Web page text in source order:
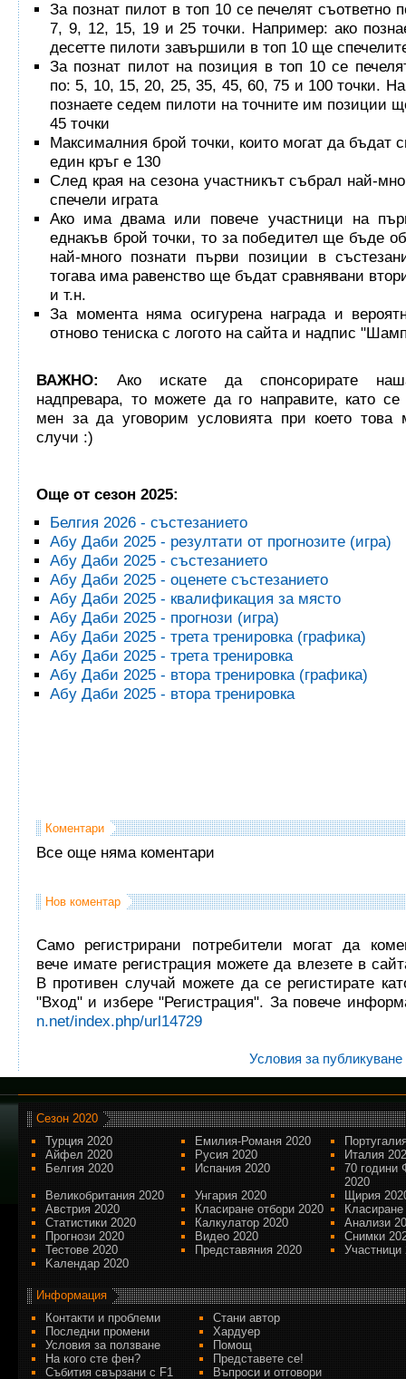
За познат пилот в топ 10 се печелят съответно
7, 9, 12, 15, 19 и 25 точки. Например: ако
десетте пилоти завършили в топ 10 ще
За познат пилот на позиция в топ 10 се
по: 5, 10, 15, 20, 25, 35, 45, 60, 75 и 100 точки.
познаете седем пилоти на точните им позиции
45 точки
Максималния брой точки, които могат да бъдат
един кръг е 130
След края на сезона участникът събрал най-
спечели играта
Ако има двама или повече участници на
еднакъв брой точки, то за победител ще бъде
най-много познати първи позиции в
тогава има равенство ще бъдат сравнявани
и т.н.
За момента няма осигурена награда и
отново тениска с логото на сайта и надпис
ВАЖНО:
Ако искате да спонсорирате
надпревара, то можете да го направите, като
мен за да уговорим условията при което
случи :)
Още от сезон 2025:
Белгия 2026 - състезанието
Абу Даби 2025 - резултати от прогнозите (игра)
Абу Даби 2025 - състезанието
Абу Даби 2025 - оценете състезанието
Абу Даби 2025 - квалификация за място
Абу Даби 2025 - прогнози (игра)
Абу Даби 2025 - трета тренировка (графика)
Абу Даби 2025 - трета тренировка
Абу Даби 2025 - втора тренировка (графика)
Абу Даби 2025 - втора тренировка
Коментари
Все още няма коментари
Нов коментар
Само регистрирани потребители могат да
вече имате регистрация можете да влезете в
В противен случай можете да се регистирате
"Вход" и избере "Регистрация". За повече
n.net/index.php/url14729
Условия за
Сезон 2020
Турция 2020
Емилия-Романя 2020
Айфел 2020
Русия 2020
Италия
Белгия 2020
Испания 2020
70 години
2020
Великобритания 2020
Унгария 2020
Щирия
Австрия 2020
Класиране отбори 2020
Статистики 2020
Калкулатор 2020
Анализи
Прогнози 2020
Видео 2020
Снимки
Тестове 2020
Представяния 2020
Участници
Kалендар 2020
Информация
Контакти и проблеми
Стани автор
Последни промени
Хардуер
Условия за ползване
Помощ
На кого сте фен?
Представете се!
Събития свързани с F1
Въпроси и отговори